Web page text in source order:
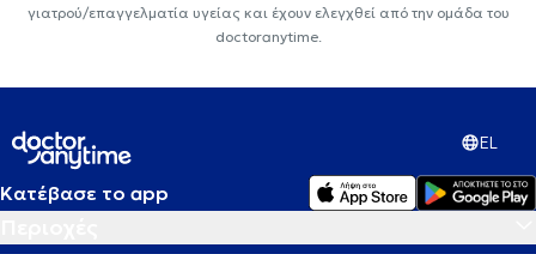
γιατρού/επαγγελματία υγείας και έχουν ελεγχθεί από την ομάδα του
doctoranytime.
EL
Κατέβασε το app